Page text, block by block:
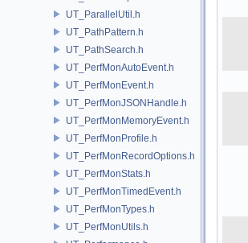
UT_ParallelUtil.h
UT_PathPattern.h
UT_PathSearch.h
UT_PerfMonAutoEvent.h
UT_PerfMonEvent.h
UT_PerfMonJSONHandle.h
UT_PerfMonMemoryEvent.h
UT_PerfMonProfile.h
UT_PerfMonRecordOptions.h
UT_PerfMonStats.h
UT_PerfMonTimedEvent.h
UT_PerfMonTypes.h
UT_PerfMonUtils.h